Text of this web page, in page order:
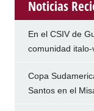
Noticias
En el CSIV de
comunidad
Copa
Santos en el